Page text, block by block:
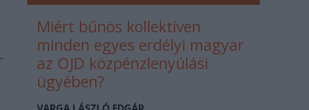
Miért bűnös kollektíven
minden egyes erdélyi magyar
az OJD közpénzlenyúlási
ügyében?